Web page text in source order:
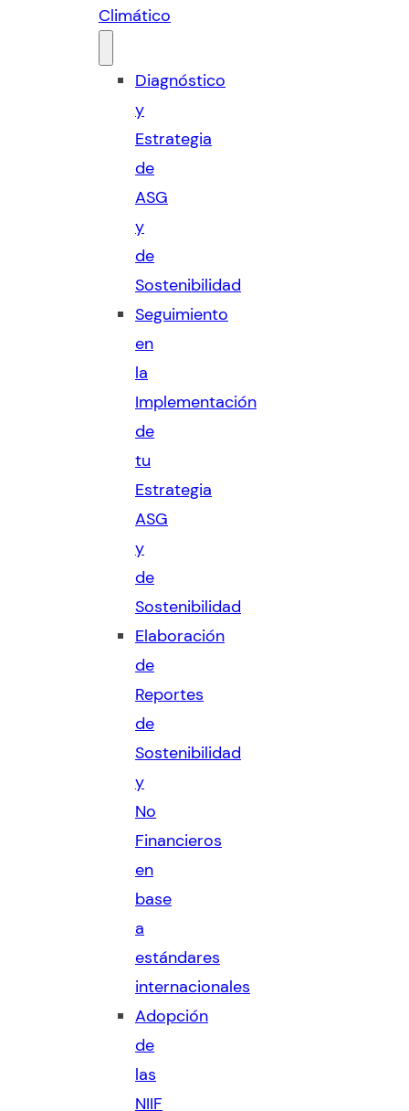
Climático
Diagnóstico
y
Estrategia
de
ASG
y
de
Sostenibilidad
Seguimiento
en
la
Implementación
de
tu
Estrategia
ASG
y
de
Sostenibilidad
Elaboración
de
Reportes
de
Sostenibilidad
y
No
Financieros
en
base
a
estándares
internacionales
Adopción
de
las
NIIF